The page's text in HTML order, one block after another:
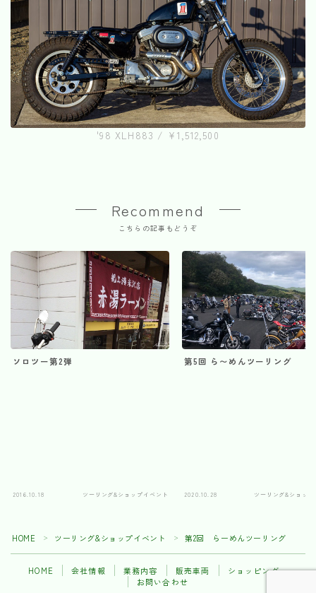
'98 XLH883 / ¥1,512,500
Recommend
こちらの記事もどうぞ
ソロツー第2弾
2016.10.18 ツーリング&ショップイベント
第5回 ら〜めんツーリング
2020.10.28 ツーリング&ショッ
HOME ＞ ツーリング&ショップイベント ＞ 第2回 らーめんツーリング
HOME 会社情報 業務内容 販売車両
ショッピング
お問い合わせ